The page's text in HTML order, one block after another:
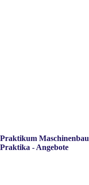
Praktikum Maschinenbau
Praktika - Angebote